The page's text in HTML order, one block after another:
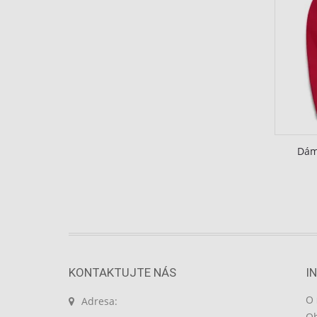
Identifikácia zariadení na základe aktívne vyžiadaných
KONTAKTUJTE NÁS
Adresa:
O